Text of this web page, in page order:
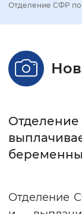
Отделение СФР по
Отделение